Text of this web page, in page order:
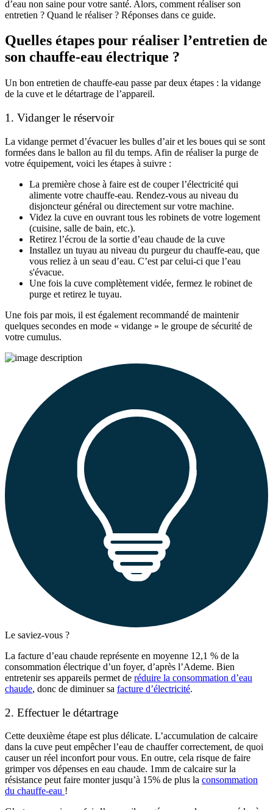
d’eau non saine pour votre santé. Alors, comment réaliser son
entretien ? Quand le réaliser ? Réponses dans ce guide.
Quelles étapes pour réaliser l’entretien de
son chauffe-eau électrique ?
Un bon entretien de chauffe-eau passe par deux étapes : la vidange
de la cuve et le détartrage de l’appareil.
1. Vidanger le réservoir
La vidange permet d’évacuer les bulles d’air et les boues qui se sont
formées dans le ballon au fil du temps. Afin de réaliser la purge de
votre équipement, voici les étapes à suivre :
La première chose à faire est de couper l’électricité qui
alimente votre chauffe-eau. Rendez-vous au niveau du
disjoncteur général ou directement sur votre machine.
Videz la cuve en ouvrant tous les robinets de votre logement
(cuisine, salle de bain, etc.).
Retirez l’écrou de la sortie d’eau chaude de la cuve
Installez un tuyau au niveau du purgeur du chauffe-eau, que
vous reliez à un seau d’eau. C’est par celui-ci que l’eau
s'évacue.
Une fois la cuve complètement vidée, fermez le robinet de
purge et retirez le tuyau.
Une fois par mois, il est également recommandé de maintenir
quelques secondes en mode « vidange » le groupe de sécurité de
votre cumulus.
Le saviez-vous ?
La facture d’eau chaude représente en moyenne 12,1 % de la
consommation électrique d’un foyer, d’après l’Ademe. Bien
entretenir ses appareils permet de réduire la consommation d’eau
chaude, donc de diminuer sa facture d’électricité.
2. Effectuer le détartrage
Cette deuxième étape est plus délicate. L’accumulation de calcaire
dans la cuve peut empêcher l’eau de chauffer correctement, de quoi
causer un réel inconfort pour vous. En outre, cela risque de faire
grimper vos dépenses en eau chaude. 1mm de calcaire sur la
résistance peut faire monter jusqu’à 15% de plus la consommation
du chauffe-eau !